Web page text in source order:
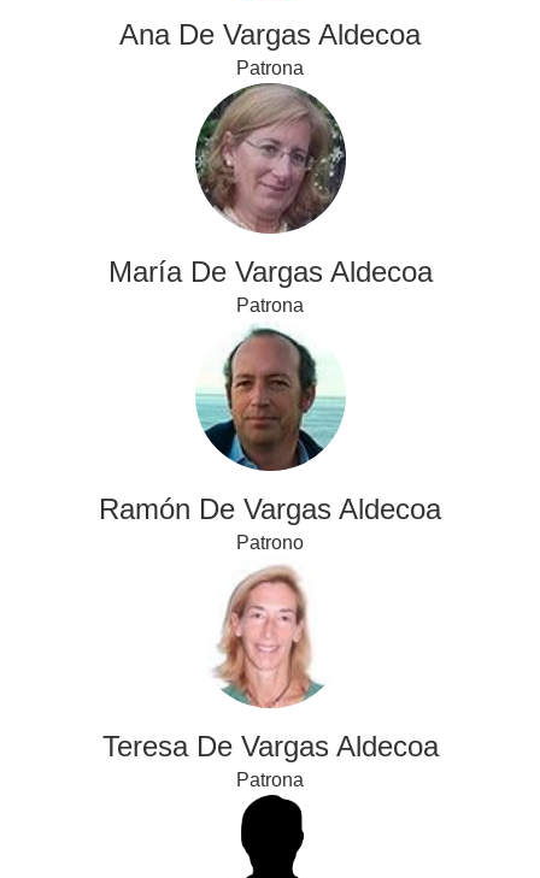
Ana De Vargas Aldecoa
Patrona
María De Vargas Aldecoa
Patrona
Ramón De Vargas Aldecoa
Patrono
Teresa De Vargas Aldecoa
Patrona